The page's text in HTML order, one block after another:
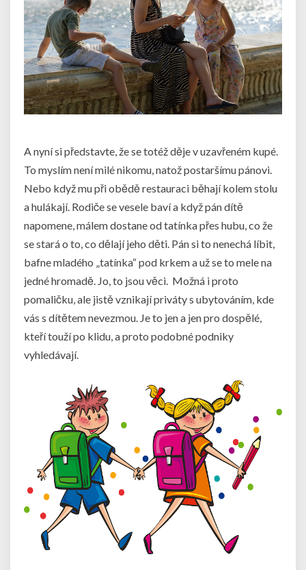
A nyní si představte, že se totéž děje v uzavřeném kupé.
To myslím není milé nikomu, natož postaršímu pánovi.
Nebo když mu při obědě restauraci běhají kolem stolu
a hulákají. Rodiče se vesele baví a když pán dítě
napomene, málem dostane od tatínka přes hubu, co že
se stará o to, co dělají jeho děti. Pán si to nenechá líbit,
bafne mladého „tatínka“ pod krkem a už se to mele na
jedné hromadě. Jo, to jsou věci. Možná i proto
pomaličku, ale jistě vznikají priváty s ubytováním, kde
vás s dítětem nevezmou. Je to jen a jen pro dospělé,
kteří touží po klidu, a proto podobné podniky
vyhledávají.